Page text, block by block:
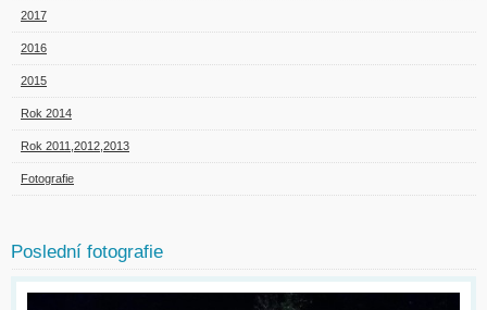
2017
2016
2015
Rok 2014
Rok 2011,2012,2013
Fotografie
Poslední fotografie